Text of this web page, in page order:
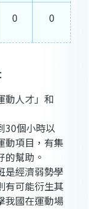
0 0
動人才」和
30個小時以
動項目，有集
幫助。
是經濟弱勢學
有可能衍生其
我國在運動場